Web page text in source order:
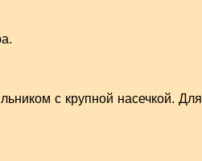
с крупной насечкой. Для